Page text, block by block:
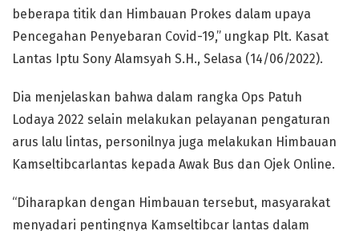
beberapa titik dan Himbauan Prokes dalam upaya
Pencegahan Penyebaran Covid-19,” ungkap Plt. Kasat
Lantas Iptu Sony Alamsyah S.H., Selasa (14/06/2022).
Dia menjelaskan bahwa dalam rangka Ops Patuh
Lodaya 2022 selain melakukan pelayanan pengaturan
arus lalu lintas, personilnya juga melakukan Himbauan
Kamseltibcarlantas kepada Awak Bus dan Ojek Online.
“Diharapkan dengan Himbauan tersebut, masyarakat
menyadari pentingnya Kamseltibcar lantas dalam